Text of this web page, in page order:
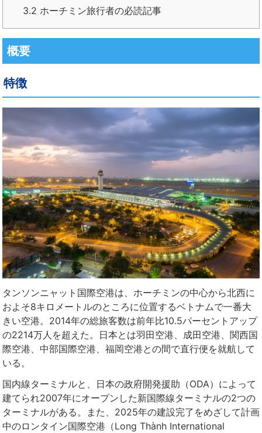
3.2 ホーチミン旅行者の必読記事
概要
特徴
タンソンニャット国際空港は、ホーチミンの中心から北西に
およそ8キロメートルのところに位置するベトナムで一番大
きい空港。2014年の総旅客数は前年比10.5パーセントアップ
の2214万人を超えた。日本とは羽田空港、成田空港、関西国
際空港、中部国際空港、福岡空港との間で直行便を就航して
いる。
国内線ターミナルと、日本の政府開発援助（ODA）によって
建てられ2007年にオープンした新国際線ターミナルの2つの
ターミナルがある。また、2025年の建設完了をめざして計画
中のロンタイン国際空港（Long Thành International